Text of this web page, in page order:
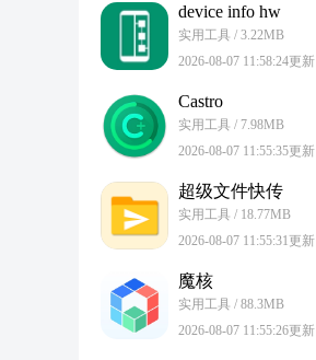
device info hw
实用工具 / 3.22MB
2026-08-07 11:58:24更新
Castro
实用工具 / 7.98MB
2026-08-07 11:55:35更新
超级文件快传
实用工具 / 18.77MB
2026-08-07 11:55:31更新
魔核
实用工具 / 88.3MB
2026-08-07 11:55:26更新